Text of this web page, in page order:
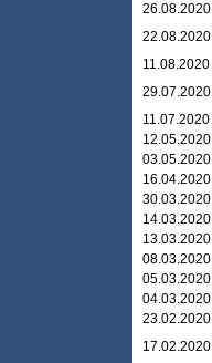
26.08.2020
22.08.2020
11.08.2020
29.07.2020
11.07.2020
12.05.2020
03.05.2020
16.04.2020
30.03.2020
14.03.2020
13.03.2020
08.03.2020
05.03.2020
04.03.2020
23.02.2020
17.02.2020